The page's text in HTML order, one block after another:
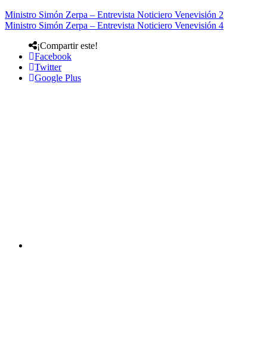
Ministro Simón Zerpa – Entrevista Noticiero Venevisión 2
Ministro Simón Zerpa – Entrevista Noticiero Venevisión 4
¡Compartir este!
Facebook
Twitter
Google Plus